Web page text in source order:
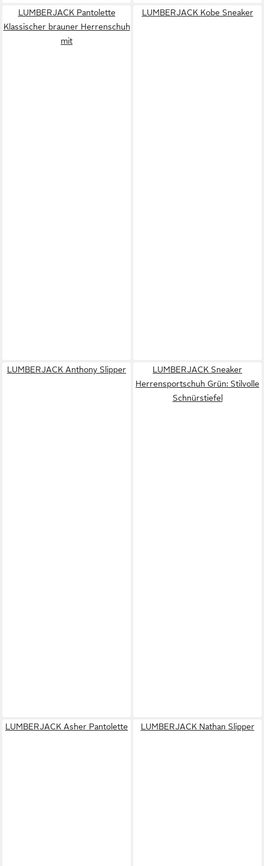
LUMBERJACK Pantolette
Klassischer brauner Herrenschuh
mit
LUMBERJACK Kobe Sneaker
LUMBERJACK Anthony Slipper
LUMBERJACK Sneaker
Herrensportschuh Grün: Stilvolle
Schnürstiefel
LUMBERJACK Asher Pantolette LUMBERJACK Nathan Slipper